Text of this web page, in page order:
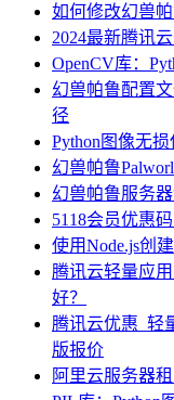
如何修改幻兽
2024最新腾讯
OpenCV库：
幻兽帕鲁配置
径
Python图像无
幻兽帕鲁
幻兽帕鲁服务
5118会员优惠
使用Node.js创
腾讯云轻量应
好？
腾讯云优惠_轻
版报价
阿里云服务器